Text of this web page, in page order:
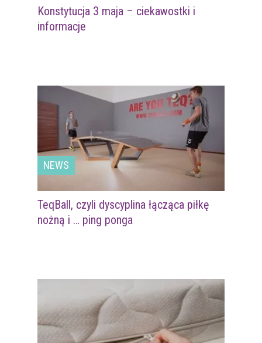
Konstytucja 3 maja – ciekawostki i
informacje
NEWS
TeqBall, czyli dyscyplina łącząca piłkę
nożną i … ping ponga